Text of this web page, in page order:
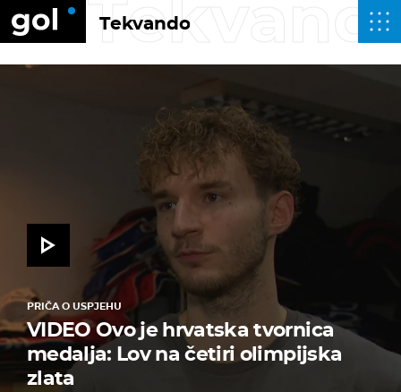
Tekvando
PRIČA O USPJEHU
VIDEO Ovo je hrvatska tvornica
medalja: Lov na četiri olimpijska
zlata